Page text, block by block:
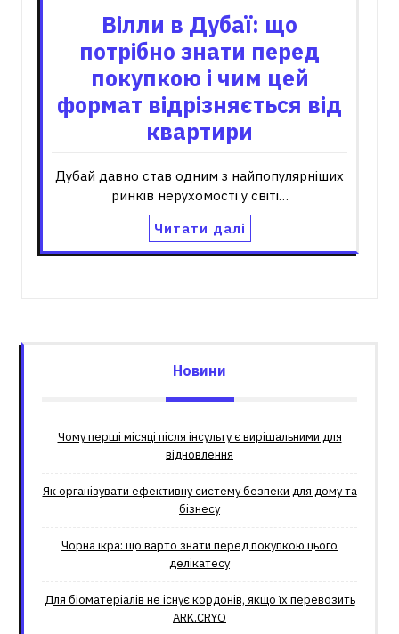
Вілли в Дубаї: що
потрібно знати перед
покупкою і чим цей
формат відрізняється від
квартири
Дубай давно став одним з найпопулярніших
ринків нерухомості у світі…
Читати далі
Новини
Чому перші місяці після інсульту є вирішальними для
відновлення
Як організувати ефективну систему безпеки для дому та
бізнесу
Чорна ікра: що варто знати перед покупкою цього
делікатесу
Для біоматеріалів не існує кордонів, якщо їх перевозить
ARK.CRYO